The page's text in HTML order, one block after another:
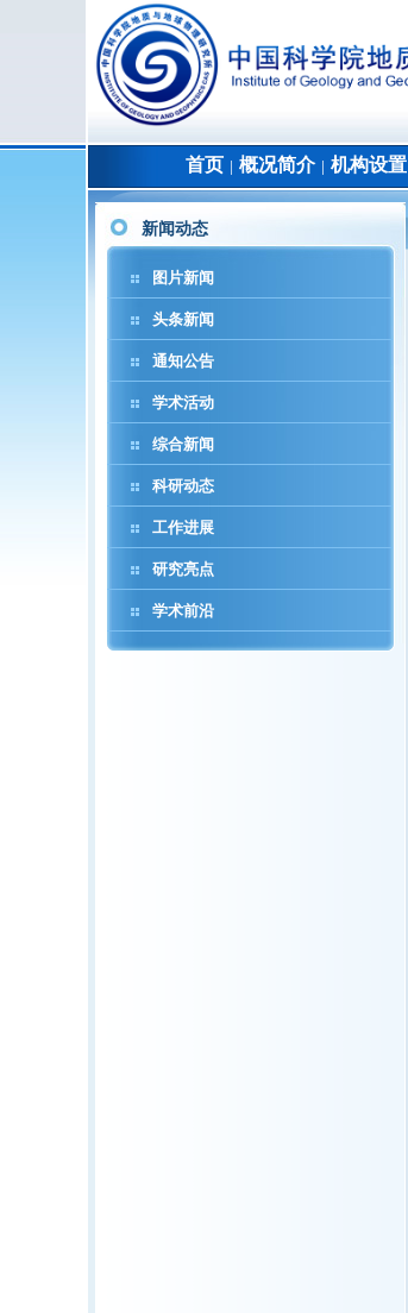
首页 概况简介│ 机构设置
新闻动态
图片新闻
头条新闻
通知公告
学术活动
综合新闻
科研动态
工作进展
研究亮点
学术前沿